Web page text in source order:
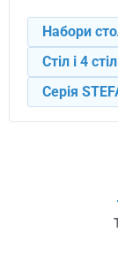
Набори
Стіл і 4
Серія